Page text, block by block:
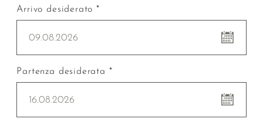
Arrivo desiderato *
09.08.2026
Partenza desiderata *
16.08.2026